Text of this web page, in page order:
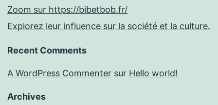
Zoom sur https://bibetbob.fr/
Explorez leur influence sur la société et la culture.
Recent Comments
A WordPress Commenter sur Hello world!
Archives